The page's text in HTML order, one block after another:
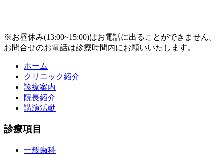
※お昼休み(13:00~15:00)はお電話に出ることができません。
お問合せのお電話は診療時間内にお願いいたします。
ホーム
クリニック紹介
診療案内
院長紹介
講演活動
診療項目
一般歯科